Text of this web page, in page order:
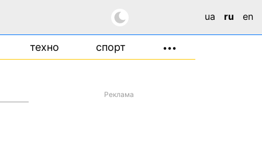
ua ru en
техно спорт •••
Реклама